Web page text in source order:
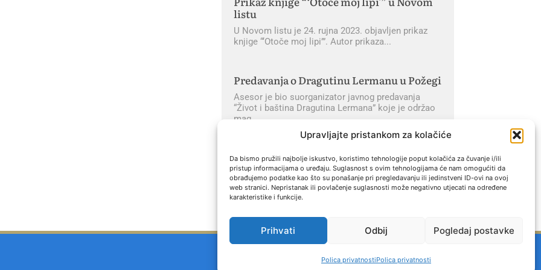
Upravljajte pristankom za kolačiće
Da bismo pružili najbolje iskustvo, koristimo tehnologije poput kolačića za čuvanje i/ili
pristup informacijama o uređaju. Suglasnost s ovim tehnologijama će nam omogućiti da
obrađujemo podatke kao što su ponašanje pri pregledavanju ili jedinstveni ID-ovi na ovoj
web stranici. Nepristanak ili povlačenje suglasnosti može negativno utjecati na određene
karakteristike i funkcije.
Prihvati Odbij Pogledaj postavke
Polica privatnostiPolica privatnosti
listu
U Novom listu je 24. rujna 2023. objavljen prikaz
knjige “‘Otoče moj lipi’”. Autor prikaza
Predavanja o Dragutinu Lermanu u Požegi
Asesor je bio suorganizator javnog predavanja
“Život i baština Dragutina Lermana” koje je održao
mag.
« Novije Starije »